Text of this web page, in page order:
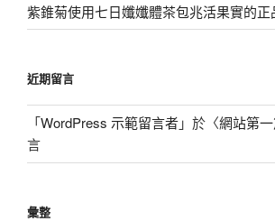
紫錐菊使用七日孅孅體茶包兆活果實的
近期留言
「WordPress 示範留言者」於〈網站第
言
彙整